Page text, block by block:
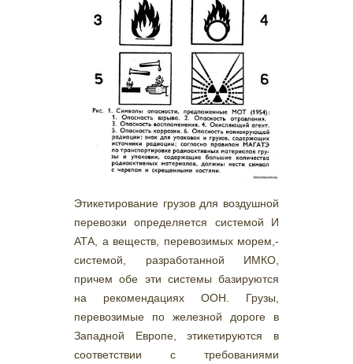
Этикетирование грузов для воздушной
перевозки определяется системой И
АТА, а веществ, перевозимых морем,-
системой, разработанной ИМКО,
причем обе эти системы базируются
на рекомендациях ООН. Грузы,
перевозимые по железной дороге в
Западной Европе, этикетируются в
соответствии с требованиями